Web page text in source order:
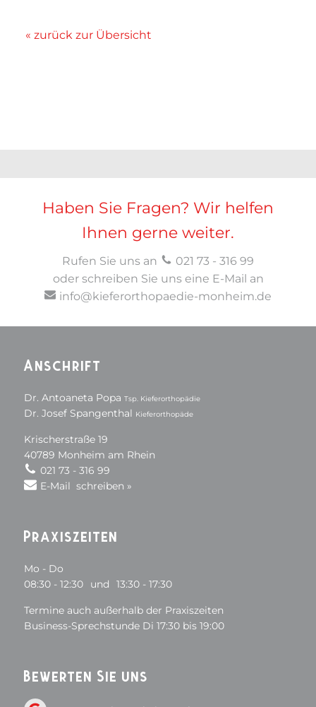
« zurück zur Übersicht
Haben Sie Fragen? Wir helfen
Ihnen gerne weiter.
Rufen Sie uns an
021 73 - 316 99
oder schreiben Sie uns eine E-Mail an
info@kieferorthopaedie-monheim.de
Anschrift
Dr. Antoaneta PopaTsp. Kieferorthopädie
Dr. Josef Spangenthal Kieferorthopäde
Krischerstraße 19
40789 Monheim am Rhein
021 73 - 316 99
E-Mail schreiben »
Praxiszeiten
Mo - Do
08:30 - 12:30
und 13:30 - 17:30
Termine auch außerhalb der Praxiszeiten
Business-Sprechstunde Di 17:30 bis 19:00
Bewerten Sie uns